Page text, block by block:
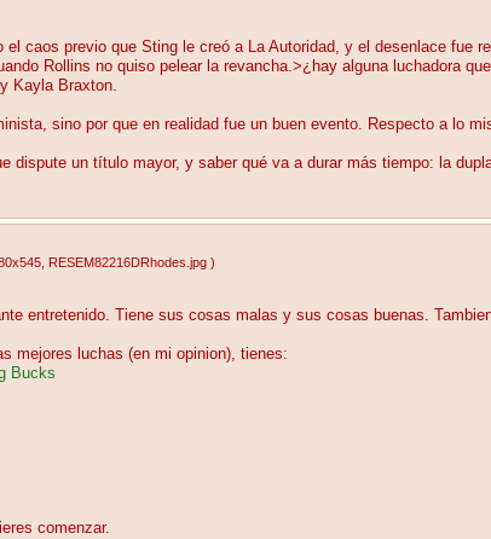
el caos previo que Sting le creó a La Autoridad, y el desenlace fue
Rollins no quiso pelear la revancha.>¿hay alguna luchadora
Kayla Braxton.
sino por que en realidad fue un buen evento. Respecto a lo
dispute un título mayor, y saber qué va a durar más tiempo: la
, RESEM82216DRhodes.jpg )
entretenido. Tiene sus cosas malas y sus cosas buenas.
mejores luchas (en mi opinion), tienes:
Bucks
comenzar.